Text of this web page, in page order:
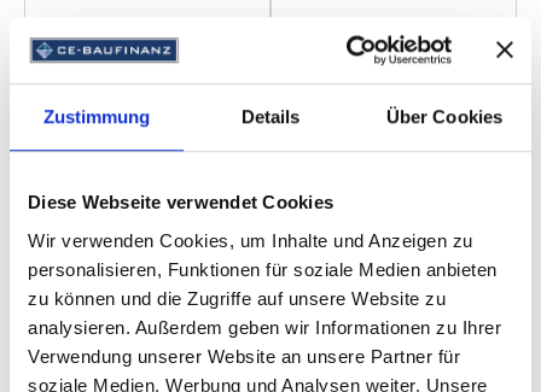
Zustimmung Details Über Cookies
Diese Webseite verwendet Cookies
Wir verwenden Cookies, um Inhalte und Anzeigen zu
personalisieren, Funktionen für soziale Medien anbieten
zu können und die Zugriffe auf unsere Website zu
analysieren. Außerdem geben wir Informationen zu Ihrer
Verwendung unserer Website an unsere Partner für
soziale Medien, Werbung und Analysen weiter. Unsere
E-Mail-Adresse
Newsletter Themen
Bleiben Sie über alle Neuigkeiten informiert
Zinsnewsletter
Erhalten Sie aktuelle Zinsinformationen